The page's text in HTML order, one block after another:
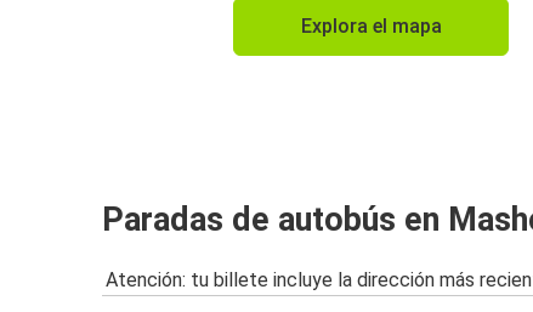
Explora el mapa
Paradas de autobús en
Atención: tu billete incluye la dirección más